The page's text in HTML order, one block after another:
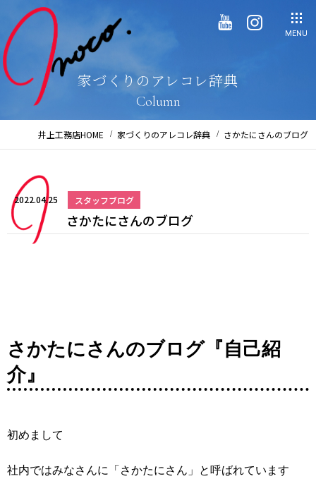
MENU
家づくりのアレコレ辞典
Column
井上工務店HOME 家づくりのアレコレ辞典 さかたにさんのブログ
2022.04.25 スタッフブログ
さかたにさんのブログ
さかたにさんのブログ『自己紹
介』
初めまして
社内ではみなさんに「さかたにさん」と呼ばれています